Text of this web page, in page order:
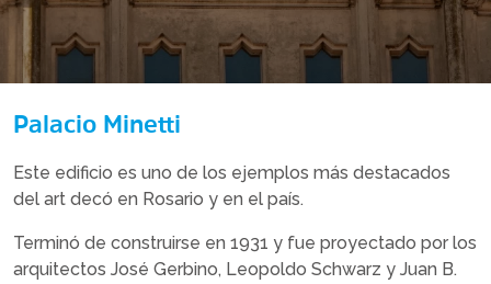
Palacio Minetti
Este edificio es uno de los ejemplos más destacados
del art decó en Rosario y en el país.
Terminó de construirse en 1931 y fue proyectado por los
arquitectos José Gerbino, Leopoldo Schwarz y Juan B.